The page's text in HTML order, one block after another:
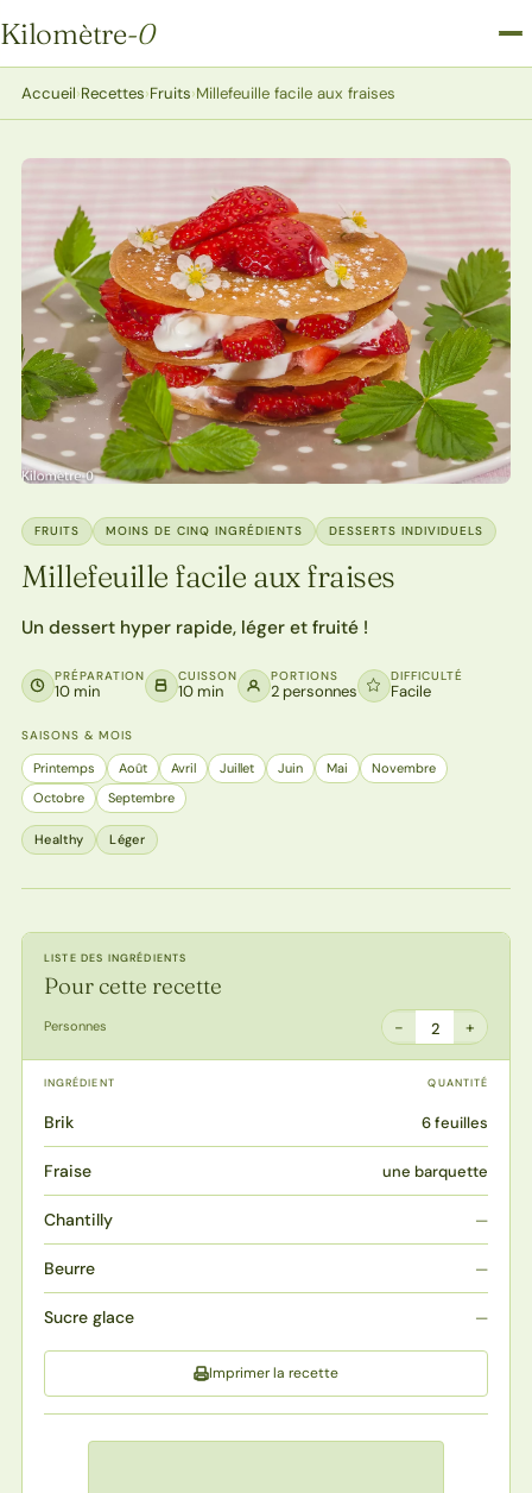
Kilomètre-0
Kilomètre-0
Accueil›Recettes›Fruits›Millefeuille facile aux fraises
FRUITS MOINS DE CINQ INGRÉDIENTS DESSERTS INDIVIDUELS
Millefeuille facile aux fraises
Un dessert hyper rapide, léger et fruité !
PRÉPARATION
10 min
CUISSON
10 min
PORTIONS
2 personnes
DIFFICULTÉ
Facile
SAISONS & MOIS
Printemps Août Avril Juillet Juin Mai
Novembre
Octobre
Septembre
Healthy Léger
LISTE DES INGRÉDIENTS
Pour cette recette
Personnes − 2 +
INGRÉDIENT QUANTITÉ
Brik 6 feuilles
Fraise une barquette
Chantilly —
Beurre —
Sucre glace —
Imprimer la recette